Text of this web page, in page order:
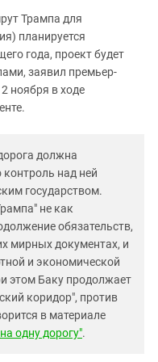
Трампа для
планируется
года, проект будет
заявил премьер-
ноября в ходе
должна
над ней
государством.
не как
обязательств,
мирных документах, и
и экономической
этом Баку продолжает
коридор", против
в материале
одну дорогу".